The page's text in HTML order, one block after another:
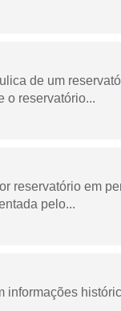
de um
o reservatório...
reservatório em
pelo...
informações